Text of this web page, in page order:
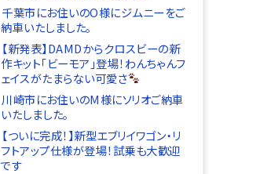
千葉市にお住いのO様にジムニーをご
納車いたしました。
【新発表】DAMDからクロスビーの新
作キット「ビーモア」登場！わんちゃんフ
ェイスがたまらない可愛さ
川崎市にお住いのM様にソリオご納車
いたしました。
【ついに完成！】新型エブリイワゴン・リ
フトアップ仕様が登場！試乗も大歓迎
です